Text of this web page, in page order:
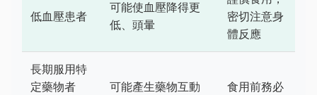
低血壓患者
可能使血壓降得更
低、頭暈
密切注意身
體反應
長期服用特
定藥物者
可能產生藥物互動
食用前務必